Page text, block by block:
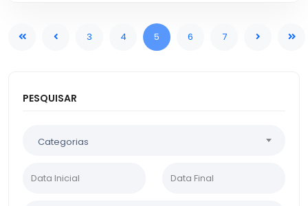
3 4 5 6 7
PESQUISAR
Categorias